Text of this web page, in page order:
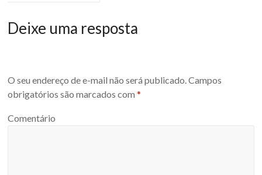
Deixe uma resposta
O seu endereço de e-mail não será publicado. Campos
obrigatórios são marcados com*
Comentário